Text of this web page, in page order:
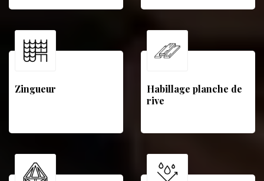
Zingueur
Habillage planche de
rive